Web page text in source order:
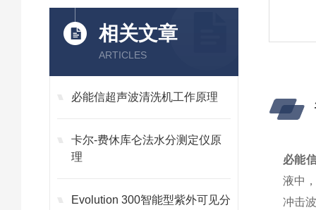
相关文章
ARTICLES
​必能信超声波清洗机工作原理
卡尔-费休库仑法水分测定仪原
理
Evolution 300智能型紫外可见分
必能
液中
冲击